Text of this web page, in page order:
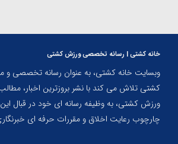
خانه کشتی | رسانه تخصصی ورزش کشتی
وبسایت خانه کشتی، به عنوان رسانه تخصصی و
کشتی تلاش می کند با نشر بروزترین اخبار،
ورزش کشتی، به وظیفه رسانه ای خود در قبال
چارچوب رعایت اخلاق و مقررات حرفه ای